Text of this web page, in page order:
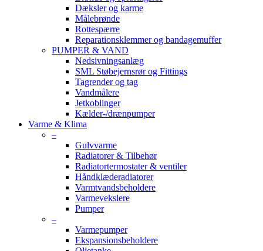
Dæksler og karme
Målebrønde
Rottespærre
Reparationsklemmer og bandagemuffer
PUMPER & VAND
Nedsivningsanlæg
SML Støbejernsrør og Fittings
Tagrender og tag
Vandmålere
Jetkoblinger
Kælder-/drænpumper
Varme & Klima
–
Gulvvarme
Radiatorer & Tilbehør
Radiatortermostater & ventiler
Håndklæderadiatorer
Varmtvandsbeholdere
Varmevekslere
Pumper
–
Varmepumper
Ekspansionsbeholdere